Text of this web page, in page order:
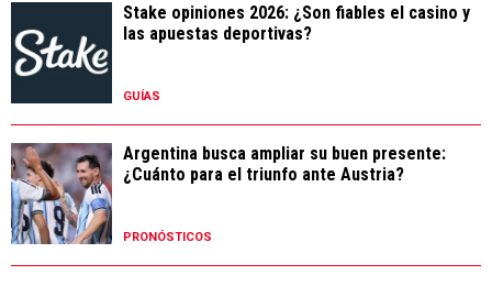
Stake opiniones 2026: ¿Son fiables el casino y
las apuestas deportivas?
GUÍAS
Argentina busca ampliar su buen presente:
¿Cuánto para el triunfo ante Austria?
PRONÓSTICOS